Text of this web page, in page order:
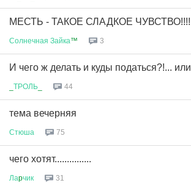
МЕСТЬ - ТАКОЕ СЛАДКОЕ ЧУВСТВО!!!!
Солнечная Зайка™ 3
И чего ж делать и куды податься?!... или
ТРОЛЬ 44
тема вечерняя
Стюша 75
чего хотят...............
Лаpчик 31